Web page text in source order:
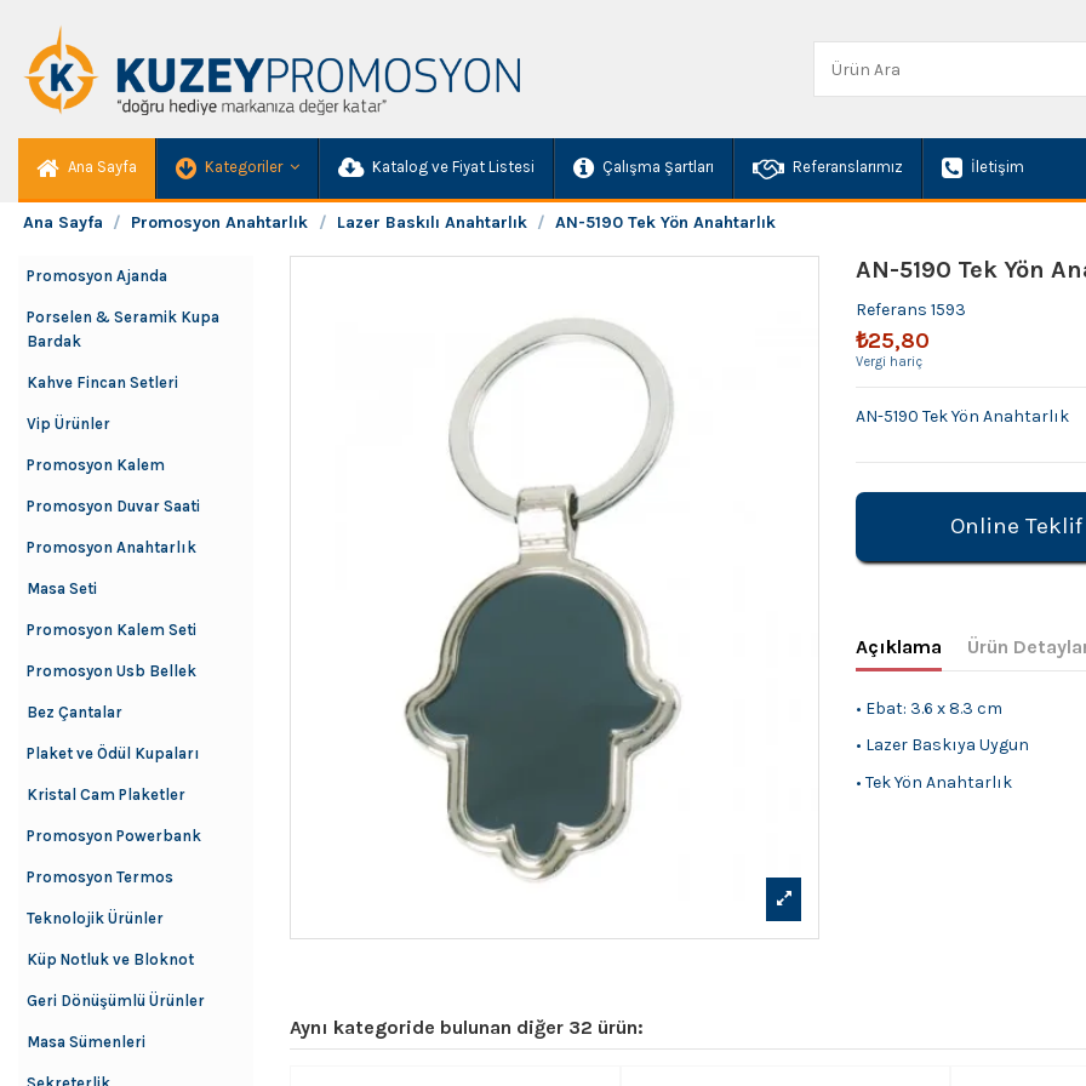
Ana Sayfa Kategoriler Katalog ve Fiyat Listesi Çalışma Şartları Referanslarımız İletişim
Ana Sayfa Promosyon Anahtarlık Lazer Baskılı Anahtarlık AN-5190 Tek Yön Anahtarlık
AN-5190 Tek Yön
Referans 1593
₺25,80
Vergi hariç
AN-5190 Tek Yön Anahtarlık
Online Teklif
Açıklama Ürün
• Ebat: 3.6 x 8.3 cm
• Lazer Baskıya Uygun
• Tek Yön Anahtarlık
Aynı kategoride bulunan diğer 32 ürün:
Promosyon Ajanda
Porselen & Seramik Kupa
Bardak
Kahve Fincan Setleri
Vip Ürünler
Promosyon Kalem
Promosyon Duvar Saati
Promosyon Anahtarlık
Masa Seti
Promosyon Kalem Seti
Promosyon Usb Bellek
Bez Çantalar
Plaket ve Ödül Kupaları
Kristal Cam Plaketler
Promosyon Powerbank
Promosyon Termos
Teknolojik Ürünler
Küp Notluk ve Bloknot
Geri Dönüşümlü Ürünler
Masa Sümenleri